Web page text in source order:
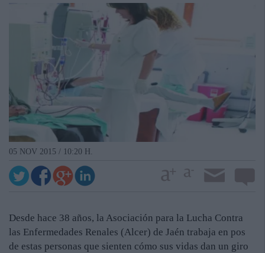
05 NOV 2015 / 10:20 H.
Desde hace 38 años, la Asociación para la Lucha Contra
las Enfermedades Renales (Alcer) de Jaén trabaja en pos
de estas personas que sienten cómo sus vidas dan un giro